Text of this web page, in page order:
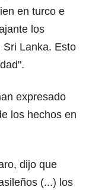
en turco e
los
Lanka. Esto
expresado
los hechos en
dijo que
(...) los